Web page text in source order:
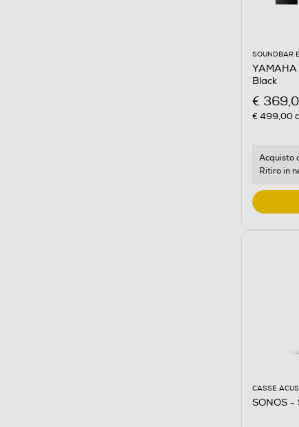
SOUNDBAR
Black
€
€ 499,00
Acquisto
Ritiro in
CASSE
SONOS -